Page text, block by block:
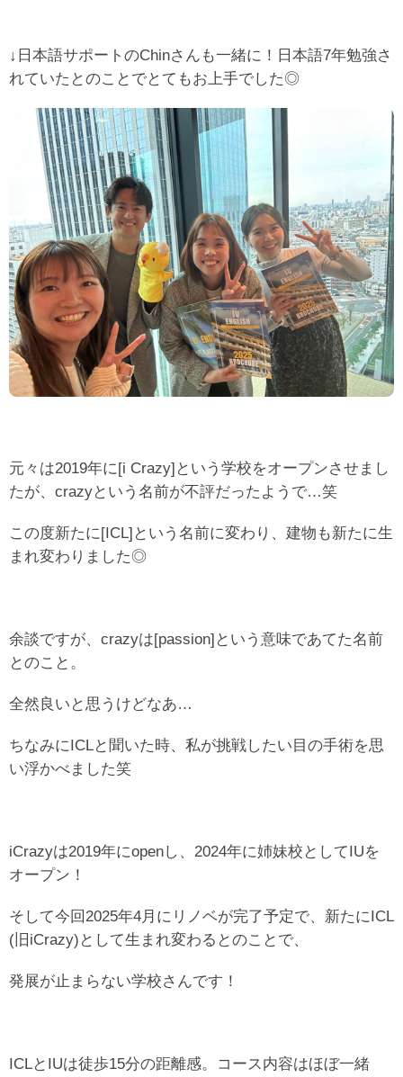
↓日本語サポートのChinさんも一緒に！日本語7年勉強さ
れていたとのことでとてもお上手でした◎
元々は2019年に[i Crazy]という学校をオープンさせまし
たが、crazyという名前が不評だったようで…笑
この度新たに[ICL]という名前に変わり、建物も新たに生
まれ変わりました◎
余談ですが、crazyは[passion]という意味であてた名前
とのこと。
全然良いと思うけどなあ…
ちなみにICLと聞いた時、私が挑戦したい目の手術を思
い浮かべました笑
iCrazyは2019年にopenし、2024年に姉妹校としてIUを
オープン！
そして今回2025年4月にリノベが完了予定で、新たにICL
(旧iCrazy)として生まれ変わるとのことで、
発展が止まらない学校さんです！
ICLとIUは徒歩15分の距離感。コース内容はほぼ一緒